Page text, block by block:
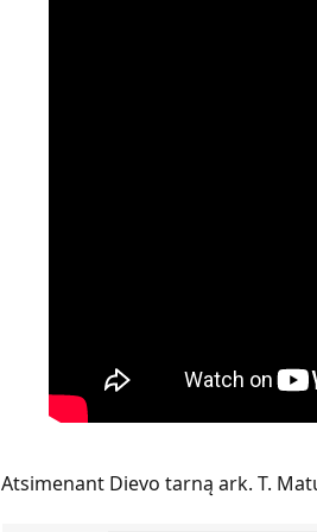
Atsimenant Dievo tarną ark. T.